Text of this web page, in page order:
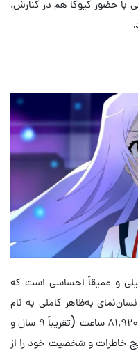
با حضور کیوکا هم در کنارش،
و عمیقاً احساسی است که
به‌ظاهر کاملی به نام
«گیفتیا» خلق شده‌اند. این ربات‌ها تنها ۸۱٬۹۲۰ ساعت (تقریباً ۹ سال و
خاطرات و شخصیت خود را از